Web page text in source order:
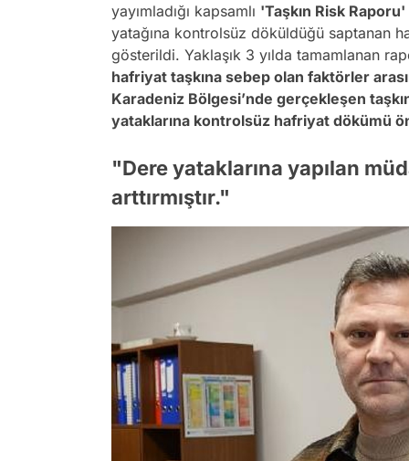
yayımladığı kapsamlı 'Taşkın Risk Raporu'
yatağına kontrolsüz döküldüğü saptanan
gösterildi. Yaklaşık 3 yılda tamamlanan
hafriyat taşkına sebep olan faktörler
Karadeniz Bölgesi’nde gerçekleşen
yataklarına kontrolsüz hafriyat dökümü
"Dere yataklarına yapılan
arttırmıştır."